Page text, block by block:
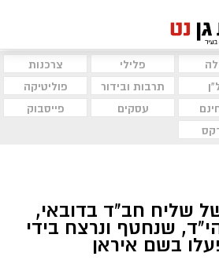
פלילי
צרכנות
תרבות ובידור
פוליטיקה
עסקים
פייסבוק
שליח חב"ד בדובאי,
שנחטף ונרצח בידי
בשם איראן